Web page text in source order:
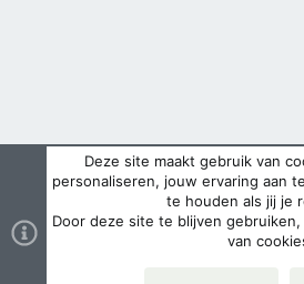
Deze site maakt gebruik van
personaliseren, jouw ervaring aan
te houden als jij je
Door deze site te blijven
van